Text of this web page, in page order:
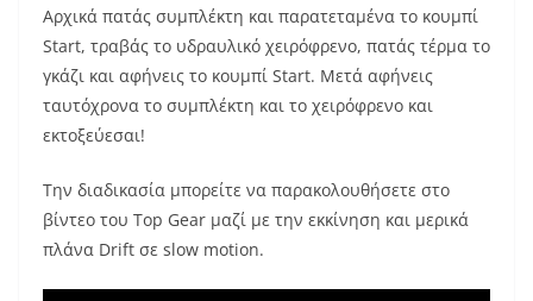
Αρχικά πατάς συμπλέκτη και παρατεταμένα το κουμπί
Start, τραβάς το υδραυλικό χειρόφρενο, πατάς τέρμα το
γκάζι και αφήνεις το κουμπί Start. Μετά αφήνεις
ταυτόχρονα το συμπλέκτη και το χειρόφρενο και
εκτοξεύεσαι!
Την διαδικασία μπορείτε να παρακολουθήσετε στο
βίντεο του Top Gear μαζί με την εκκίνηση και μερικά
πλάνα Drift σε slow motion.